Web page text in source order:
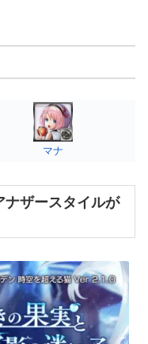
マナ
ナザースタイルが